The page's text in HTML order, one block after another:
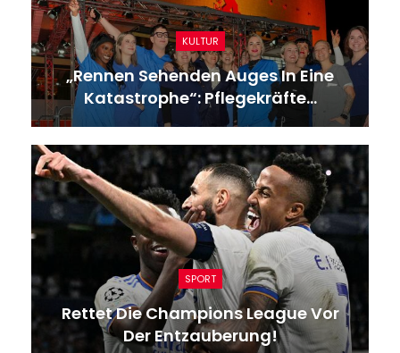
KULTUR
„Rennen Sehenden Auges In Eine
Katastrophe“: Pflegekräfte…
SPORT
Rettet Die Champions League Vor
Der Entzauberung!